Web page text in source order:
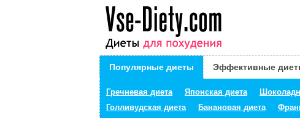
Популярные диеты
Гречневая диета Японская диета
Голливудская диета
Банановая диета
Эффективные